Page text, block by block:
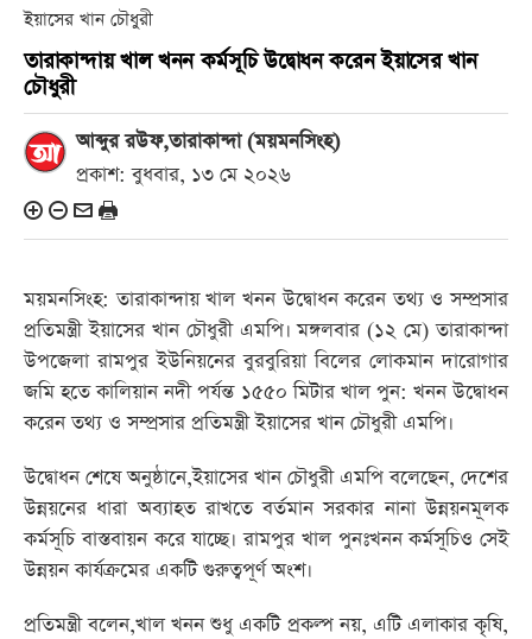
ইয়াসের খান চৌধুরী
তারাকান্দায় খাল খনন কর্মসূচি উদ্বোধন করেন ইয়াসের খান
চৌধুরী
আব্দুর রউফ,তারাকান্দা (ময়মনসিংহ)
প্রকাশ: বুধবার, ১৩ মে ২০২৬
ময়মনসিংহ: তারাকান্দায় খাল খনন উদ্বোধন করেন তথ্য ও সম্প্রসার
প্রতিমন্ত্রী ইয়াসের খান চৌধুরী এমপি। মঙ্গলবার (১২ মে) তারাকান্দা
উপজেলা রামপুর ইউনিয়নের বুরবুরিয়া বিলের লোকমান দারোগার
জমি হতে কালিয়ান নদী পর্যন্ত ১৫৫০ মিটার খাল পুন: খনন উদ্বোধন
করেন তথ্য ও সম্প্রসার প্রতিমন্ত্রী ইয়াসের খান চৌধুরী এমপি।
উদ্বোধন শেষে অনুষ্ঠানে,ইয়াসের খান চৌধুরী এমপি বলেছেন, দেশের
উন্নয়নের ধারা অব্যাহত রাখতে বর্তমান সরকার নানা উন্নয়নমূলক
কর্মসূচি বাস্তবায়ন করে যাচ্ছে। রামপুর খাল পুনঃখনন কর্মসূচিও সেই
উন্নয়ন কার্যক্রমের একটি গুরুত্বপূর্ণ অংশ।
প্রতিমন্ত্রী বলেন,খাল খনন শুধু একটি প্রকল্প নয়, এটি এলাকার কৃষি,